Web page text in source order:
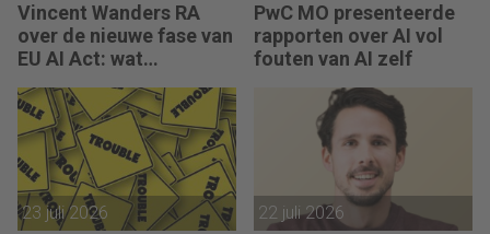
Vincent Wanders RA
over de nieuwe fase van
EU AI Act: wat
accountants nu moeten
regelen
PwC MO presenteerde
rapporten over AI vol
fouten van AI zelf
23 juli 2026 22 juli 2026